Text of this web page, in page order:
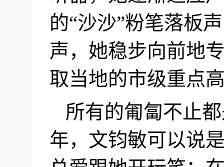
的“沙沙”粉笔落板
声，她稳步向前地
取当地的市级重点
所有的匍匐不止
年，文钧敏可以说